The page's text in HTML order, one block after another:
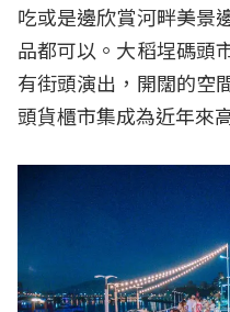
吃或是邊欣賞河畔美景
品都可以。大稻埕碼頭
有街頭演出，開闊的空
頭貨櫃市集成為近年來